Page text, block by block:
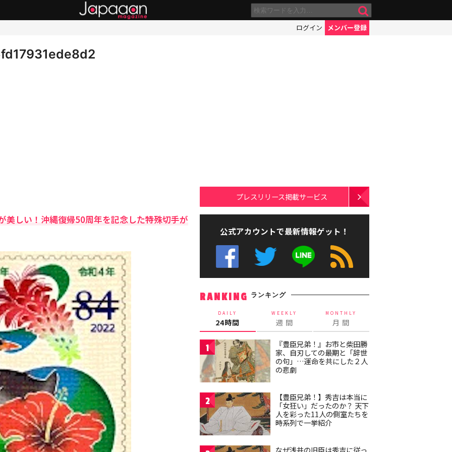
ログイン メンバー登録
美しい！沖縄復帰50周年を記念した特殊切手が
プレスリリース掲載サービス
公式アカウントで最新情報ゲット！
RANKING ランキング
DAILY
24時間
WEEKLY
週 間
MONTHLY
月 間
1
『豊臣兄弟！』お市と柴田勝
家、自刃しての最期と「辞世
の句」…運命を共にした２人
の悲劇
2
【豊臣兄弟！】秀吉は本当に
「女狂い」だったのか？ 天下
人を彩った11人の側室たちを
時系列で一挙紹介
なぜ浅井の旧臣は秀吉に従っ